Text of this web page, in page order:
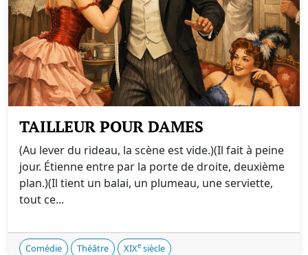
TAILLEUR POUR DAMES
(Au lever du rideau, la scène est vide.)(Il fait à peine
jour. Étienne entre par la porte de droite, deuxième
plan.)(Il tient un balai, un plumeau, une serviette,
tout ce...
Comédie Théâtre XIXe siècle